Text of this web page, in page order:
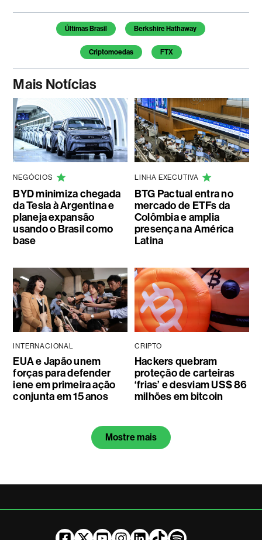
Temas deste artigo
Últimas Brasil Berkshire Hathaway
Criptomoedas FTX
Mais Notícias
NEGÓCIOS
BYD minimiza chegada
da Tesla à Argentina e
planeja expansão
usando o Brasil como
base
LINHA EXECUTIVA
BTG Pactual entra no
mercado de ETFs da
Colômbia e amplia
presença na América
Latina
INTERNACIONAL
EUA e Japão unem
forças para defender
iene em primeira ação
conjunta em 15 anos
CRIPTO
Hackers quebram
proteção de carteiras
‘frias’ e desviam US$ 86
milhões em bitcoin
Mostre mais